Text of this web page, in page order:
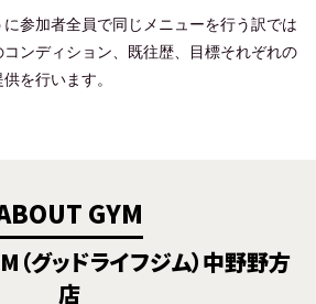
参加者全員で同じメニューを行う訳では
ンディション、既往歴、目標それぞれの
を行います。
GYM
グッドライフジム）中野野方
店